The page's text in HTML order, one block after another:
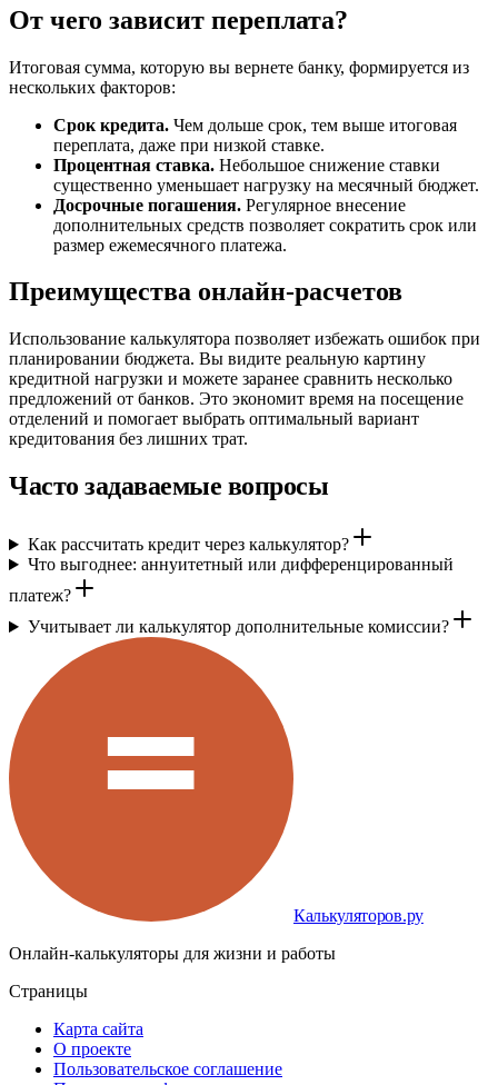
От чего зависит переплата?
Итоговая сумма, которую вы вернете банку, формируется из
нескольких факторов:
Срок кредита. Чем дольше срок, тем выше итоговая
переплата, даже при низкой ставке.
Процентная ставка. Небольшое снижение ставки
существенно уменьшает нагрузку на месячный бюджет.
Досрочные погашения. Регулярное внесение
дополнительных средств позволяет сократить срок или
размер ежемесячного платежа.
Преимущества онлайн-расчетов
Использование калькулятора позволяет избежать ошибок при
планировании бюджета. Вы видите реальную картину
кредитной нагрузки и можете заранее сравнить несколько
предложений от банков. Это экономит время на посещение
отделений и помогает выбрать оптимальный вариант
кредитования без лишних трат.
Часто задаваемые вопросы
Как рассчитать кредит через калькулятор?
Что выгоднее: аннуитетный или дифференцированный
платеж?
Учитывает ли калькулятор дополнительные комиссии?
Калькуляторов.ру
Онлайн-калькуляторы для жизни и работы
Страницы
Карта сайта
О проекте
Пользовательское соглашение